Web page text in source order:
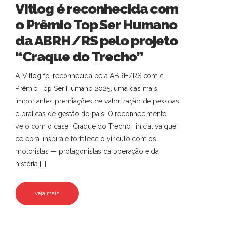
Vitlog é reconhecida com
o Prêmio Top Ser Humano
da ABRH/RS pelo projeto
“Craque do Trecho”
A Vitlog foi reconhecida pela ABRH/RS com o
Prêmio Top Ser Humano 2025, uma das mais
importantes premiações de valorização de pessoas
e práticas de gestão do país. O reconhecimento
veio com o case “Craque do Trecho”, iniciativa que
celebra, inspira e fortalece o vínculo com os
motoristas — protagonistas da operação e da
história […]
veja mais